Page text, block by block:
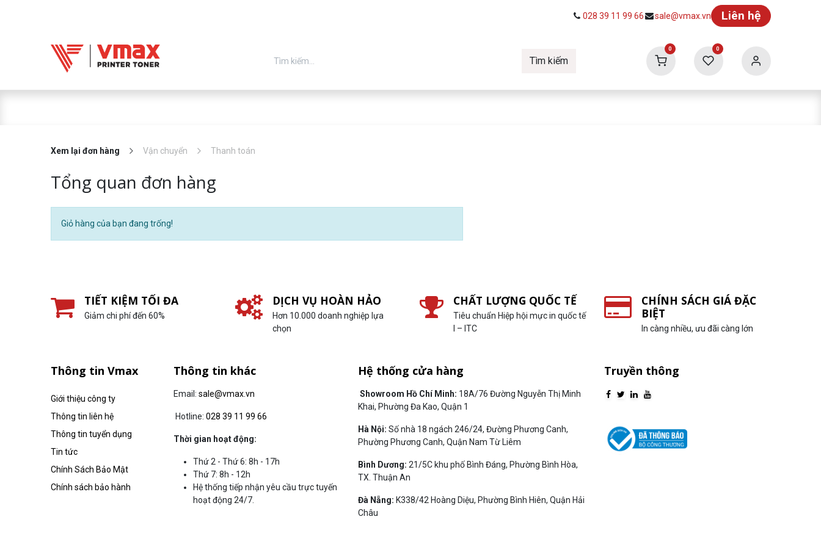
028 39 11 99 66 sale@vmax.vn Liên hệ
Tìm kiếm
0 0
Xem lại đơn hàng Vận chuyển Thanh toán
Tổng quan đơn hàng
Giỏ hàng của bạn đang trống!
TIẾT KIỆM TỐI ĐA
Giảm chi phí đến 60%
DỊCH VỤ HOÀN HẢO
Hơn 10.000 doanh nghiệp lựa
chọn
CHẤT LƯỢNG QUỐC TẾ
Tiêu chuẩn Hiệp hội mực in quốc tế
I – ITC
CHÍNH SÁCH GIÁ ĐẶC
BIỆT
In càng nhiều, ưu đãi càng lớn
Thông tin Vmax
Giới thiệu công ty
Thông tin liên hệ
Thông tin tuyển dụng
Tin tức
Chính Sách Bảo Mật
Chính sách bảo hành
Thông tin khác
Email: sale@vmax.vn
Hotline: 028 39 11 99 66
Thời gian hoạt động:
Thứ 2 - Thứ 6: 8h - 17h
Thứ 7: 8h - 12h
Hệ thống tiếp nhận yêu cầu trực tuyến
hoạt động 24/7.
Hệ thống cửa hàng
Showroom Hồ Chí Minh: 18A/76 Đường Nguyễn Thị Minh
Khai, Phường Đa Kao, Quận 1
Hà Nội: Số nhà 18 ngách 246/24, Đường Phương Canh,
Phường Phương Canh, Quận Nam Từ Liêm
Bình Dương: 21/5C khu phố Bình Đáng, Phường Bình Hòa,
TX. Thuận An
Đà Nẵng: K338/42 Hoàng Diệu, Phường Bình Hiên, Quận Hải
Châu
Truyền thông